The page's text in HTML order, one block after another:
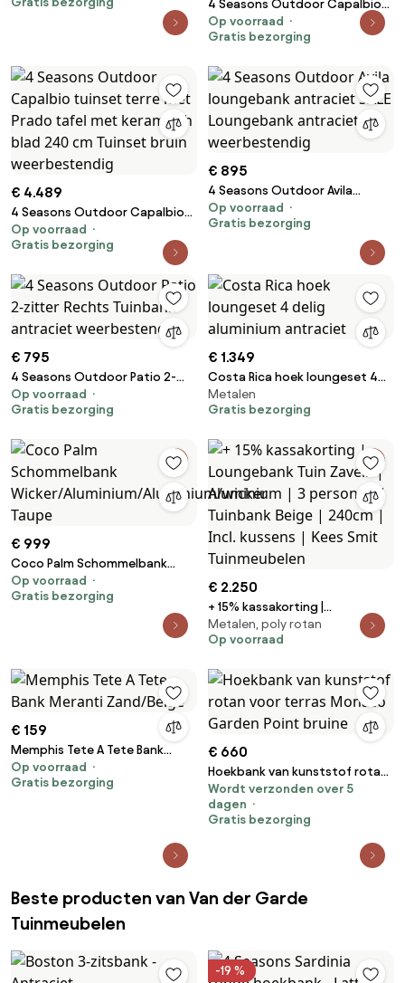
4 Seasons Outdoor Capalbio
tuinset terre met Arizona tafel
met keramisch blad Ø 160 cm
Op voorraad
Gratis bezorging
€ 4.489
4 Seasons Outdoor Capalbio
tuinset terre met Prado tafel
met keramisch blad 240 cm
Tuinset bruin weerbestendig
Op voorraad
Gratis bezorging
€ 895
4 Seasons Outdoor Avila
loungebank antraciet SALE
Loungebank antraciet
Op voorraad
Gratis bezorging
€ 795
4 Seasons Outdoor Patio 2-
zitter Rechts Tuinbank
antraciet weerbestendig
Op voorraad
Gratis bezorging
€ 1.349
Costa Rica hoek loungeset 4
delig aluminium antraciet
Metalen
Gratis bezorging
€ 999
Coco Palm Schommelbank
Wicker/Aluminium/Aluminium/wicker
Taupe
Op voorraad
Gratis bezorging
€ 2.250
+ 15% kassakorting |
Loungebank Tuin Zavelli |
Aluminium | 3 personen |
kussens | Kees Smit
Tuinmeubelen
Metalen, poly rotan
Op voorraad
€ 159
Memphis Tete A Tete Bank
Meranti Zand/Beige
Op voorraad
Gratis bezorging
€ 660
Hoekbank van kunststof rotan
voor terras Monaco Garden
Point bruine
Wordt verzonden over 5
dagen
Gratis bezorging
Beste producten van Van der Garde
Tuinmeubelen
-19 %